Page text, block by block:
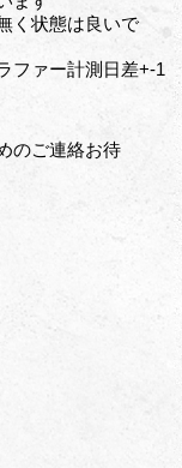
く状態は良いで
ファー計測日差+-1
のご連絡お待